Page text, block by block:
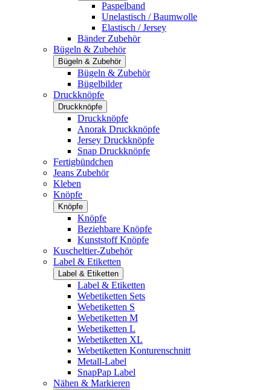
Paspelband
Unelastisch / Baumwolle
Elastisch / Jersey
Bänder Zubehör
Bügeln & Zubehör
Bügeln & Zubehör
Bügeln & Zubehör
Bügelbilder
Druckknöpfe
Druckknöpfe
Druckknöpfe
Anorak Druckknöpfe
Jersey Druckknöpfe
Snap Druckknöpfe
Fertigbündchen
Jeans Zubehör
Kleben
Knöpfe
Knöpfe
Knöpfe
Beziehbare Knöpfe
Kunststoff Knöpfe
Kuscheltier-Zubehör
Label & Etiketten
Label & Etiketten
Label & Etiketten
Webetiketten Sets
Webetiketten S
Webetiketten M
Webetiketten L
Webetiketten XL
Webetiketten Konturenschnitt
Metall-Label
SnapPap Label
Nähen & Markieren